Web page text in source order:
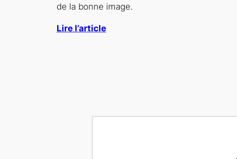
de la bonne image.
Lire l’article